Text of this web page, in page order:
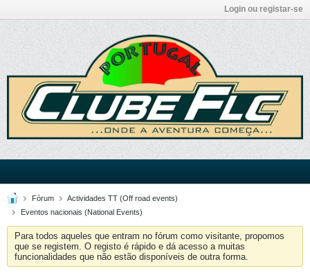
Login ou registar-se
Fórum
Actividades TT (Off road events)
Eventos nacionais (National Events)
Para todos aqueles que entram no fórum como visitante, propomos
que se registem. O registo é rápido e dá acesso a muitas
funcionalidades que não estão disponíveis de outra forma.